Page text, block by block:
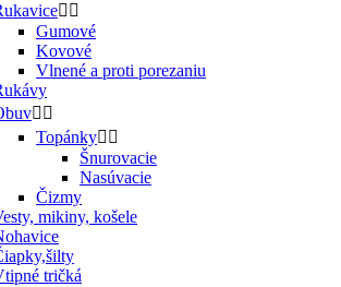
 
Gumové
Kovové
Vlnené a proti porezaniu
 
Topánky 
Šnurovacie
Nasúvacie
Čizmy
mikiny, košele
tričká